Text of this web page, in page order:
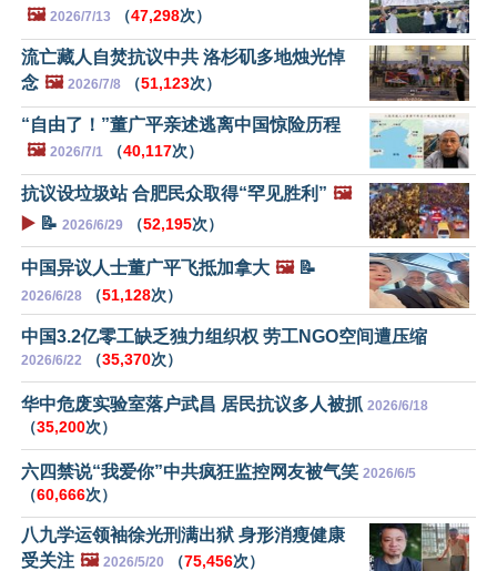
🖼️ 2026/7/13 （47,298次）
流亡藏人自焚抗议中共 洛杉矶多地烛光悼
念 🖼️ 2026/7/8 （51,123次）
“自由了！”董广平亲述逃离中国惊险历程
🖼️ 2026/7/1 （40,117次）
抗议设垃圾站 合肥民众取得“罕见胜利” 🖼️
▶️ 📝 2026/6/29 （52,195次）
中国异议人士董广平飞抵加拿大 🖼️📝
2026/6/28 （51,128次）
中国3.2亿零工缺乏独力组织权 劳工NGO空间遭压缩
2026/6/22 （35,370次）
华中危废实验室落户武昌 居民抗议多人被抓 2026/6/18
（35,200次）
六四禁说“我爱你”中共疯狂监控网友被气笑 2026/6/5
（60,666次）
八九学运领袖徐光刑满出狱 身形消瘦健康
受关注 🖼️ 2026/5/20 （75,456次）